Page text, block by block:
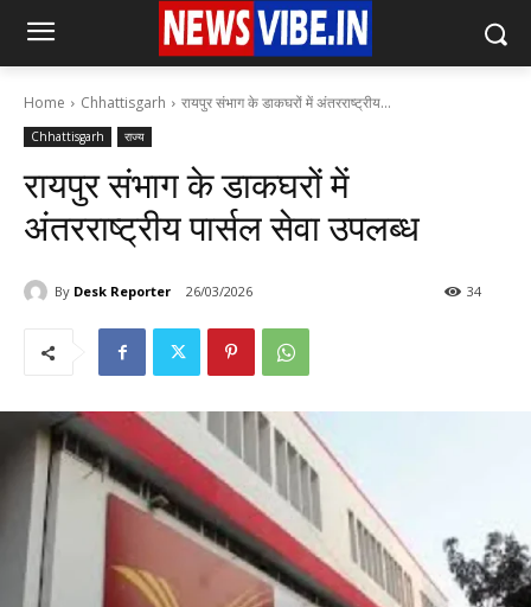
Home Chhattisgarh रायपुर संभाग के डाकघरों में अंतरराष्ट्रीय...
Chhattisgarh राज्य
रायपुर संभाग के डाकघरों में
अंतरराष्ट्रीय पार्सल सेवा उपलब्ध
By Desk Reporter 26/03/2026 34